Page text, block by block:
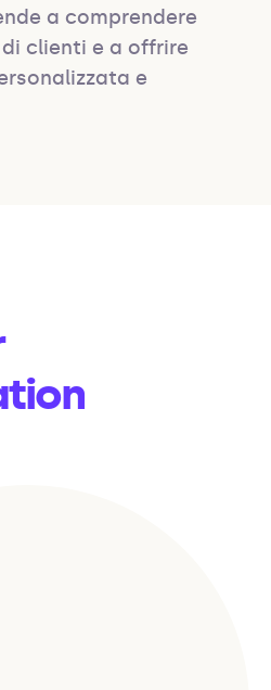
a comprendere
clienti e a offrire
e